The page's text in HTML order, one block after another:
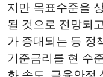
지만 목표수준을
될 것으로 전망되
가 증대되는 등 정
기준금리를 현 수